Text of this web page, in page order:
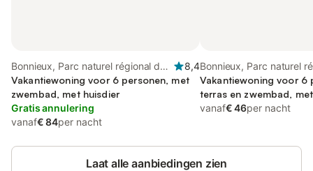
Bonnieux, Parc naturel régional du
Luberon
8,4
Vakantiewoning voor 6 personen, met
zwembad, met huisdier
Gratis annulering
vanaf€ 84per nacht
Bonnieux, Parc naturel
Luberon
Vakantiewoning voor 6
terras en zwembad,
vanaf€ 46per nacht
Laat alle aanbiedingen zien